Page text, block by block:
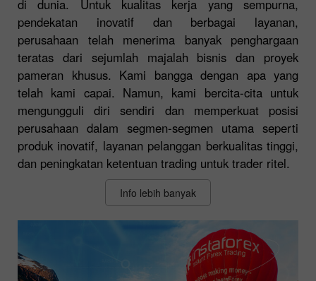
di dunia. Untuk kualitas kerja yang sempurna,
pendekatan inovatif dan berbagai layanan,
perusahaan telah menerima banyak penghargaan
teratas dari sejumlah majalah bisnis dan proyek
pameran khusus. Kami bangga dengan apa yang
telah kami capai. Namun, kami bercita-cita untuk
mengungguli diri sendiri dan memperkuat posisi
perusahaan dalam segmen-segmen utama seperti
produk inovatif, layanan pelanggan berkualitas tinggi,
dan peningkatan ketentuan trading untuk trader ritel.
Info lebih banyak